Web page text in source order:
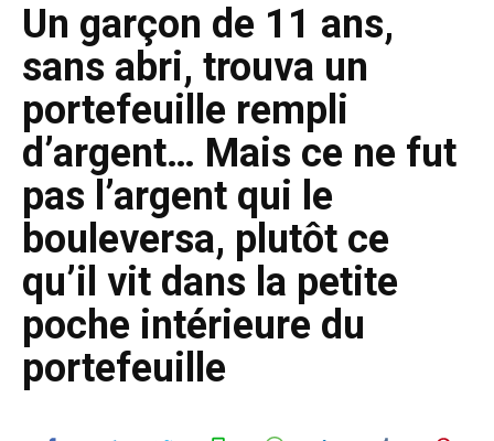
Un garçon de 11 ans,
sans abri, trouva un
portefeuille rempli
d’argent… Mais ce ne fut
pas l’argent qui le
bouleversa, plutôt ce
qu’il vit dans la petite
poche intérieure du
portefeuille